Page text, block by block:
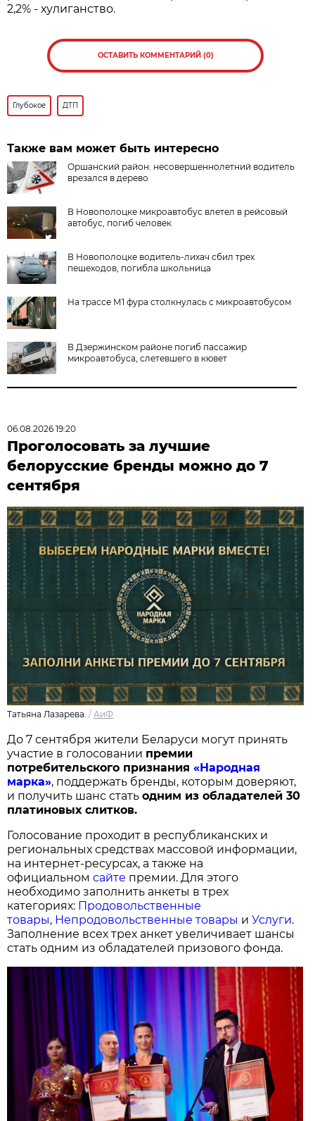
2,2% - хулиганство.
ОСТАВИТЬ КОММЕНТАРИЙ (0)
Глубокое ДТП
Также вам может быть интересно
Оршанский район: несовершеннолетний водитель
врезался в дерево
В Новополоцке микроавтобус влетел в рейсовый
автобус, погиб человек
В Новополоцке водитель-лихач сбил трех
пешеходов, погибла школьница
На трассе М1 фура столкнулась с микроавтобусом
В Дзержинском районе погиб пассажир
микроавтобуса, слетевшего в кювет
06.08.2026 19:20
Проголосовать за лучшие
белорусские бренды можно до 7
сентября
Татьяна Лазарева. / АиФ
До 7 сентября жители Беларуси могут принять
участие в голосовании премии
потребительского признания«Народная
марка», поддержать бренды, которым доверяют,
и получить шанс статьодним из обладателей 30
платиновых слитков.
Голосование проходит в республиканских и
региональных средствах массовой информации,
на интернет-ресурсах, а также на
официальномсайте премии. Для этого
необходимо заполнить анкеты в трех
категориях: Продовольственные
товары, Непродовольственные товары иУслуги.
Заполнение всех трех анкет увеличивает шансы
стать одним из обладателей призового фонда.